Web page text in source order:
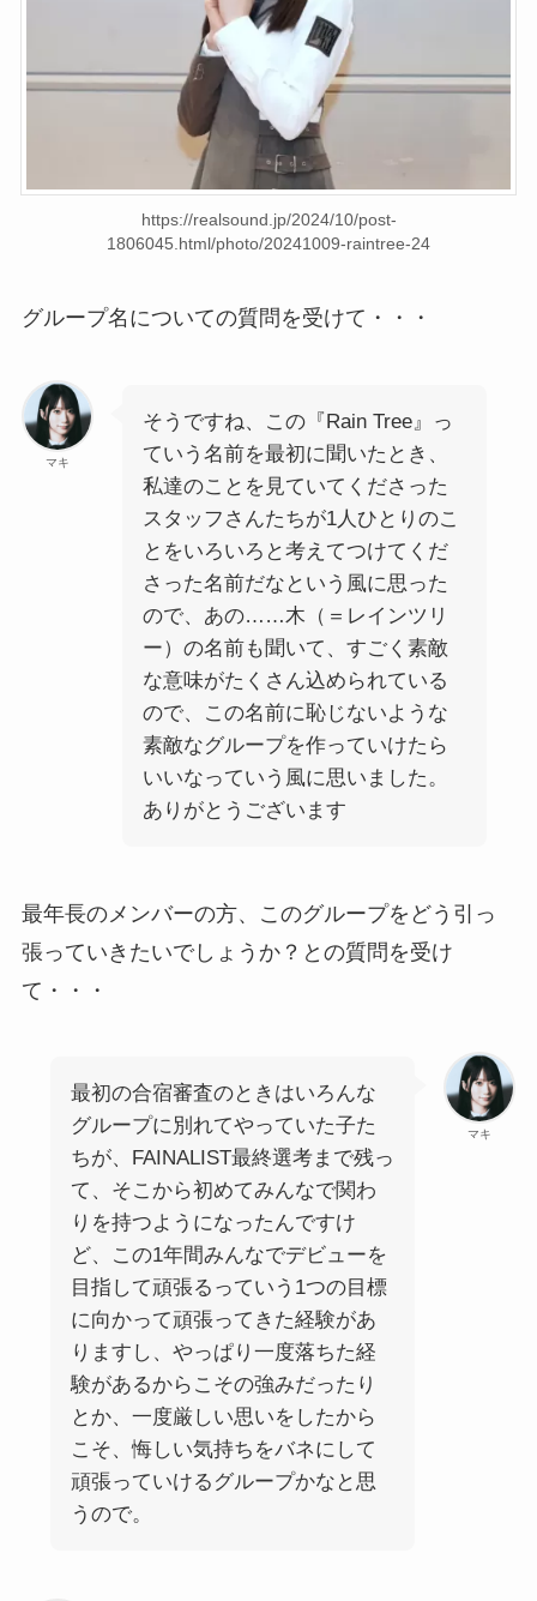
https://realsound.jp/2024/10/post-
1806045.html/photo/20241009-raintree-24
グループ名についての質問を受けて・・・
マキ
そうですね、この『Rain Tree』っ
ていう名前を最初に聞いたとき、
私達のことを見ていてくださった
スタッフさんたちが1人ひとりのこ
とをいろいろと考えてつけてくだ
さった名前だなという風に思った
ので、あの……木（＝レインツリ
ー）の名前も聞いて、すごく素敵
な意味がたくさん込められている
ので、この名前に恥じないような
素敵なグループを作っていけたら
いいなっていう風に思いました。
ありがとうございます
最年長のメンバーの方、このグループをどう引っ
張っていきたいでしょうか？との質問を受け
て・・・
マキ
最初の合宿審査のときはいろんな
グループに別れてやっていた子た
ちが、FAINALIST最終選考まで残っ
て、そこから初めてみんなで関わ
りを持つようになったんですけ
ど、この1年間みんなでデビューを
目指して頑張るっていう1つの目標
に向かって頑張ってきた経験があ
りますし、やっぱり一度落ちた経
験があるからこその強みだったり
とか、一度厳しい思いをしたから
こそ、悔しい気持ちをバネにして
頑張っていけるグループかなと思
うので。